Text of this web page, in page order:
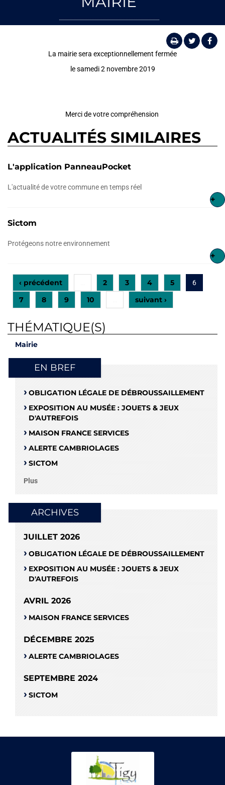
La mairie sera exceptionnellement fermée
le samedi 2 novembre 2019
Merci de votre compréhension
ACTUALITÉS SIMILAIRES
L'application PanneauPocket
L'actualité de votre commune en temps réel
+
Sictom
Protégeons notre environnement
+
‹ précédent 2 3 4 5 6
7 8 9 10 suivant ›
THÉMATIQUE(S)
Mairie
EN BREF
OBLIGATION LÉGALE DE DÉBROUSSAILLEMENT
EXPOSITION AU MUSÉE : JOUETS & JEUX
D'AUTREFOIS
MAISON FRANCE SERVICES
ALERTE CAMBRIOLAGES
SICTOM
Plus
ARCHIVES
JUILLET 2026
OBLIGATION LÉGALE DE DÉBROUSSAILLEMENT
EXPOSITION AU MUSÉE : JOUETS & JEUX
D'AUTREFOIS
AVRIL 2026
MAISON FRANCE SERVICES
DÉCEMBRE 2025
ALERTE CAMBRIOLAGES
SEPTEMBRE 2024
SICTOM